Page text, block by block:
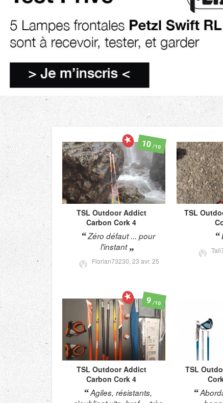
TSL Outdoor Addict
Carbon Cork 4
Zéro défaut ... pour
l'instant
Florian73230, 23 avr. 25
10/10
TSL
TSL Outdoor Addict
Carbon Cork 4
Agiles, résistants,
9/10
TSL